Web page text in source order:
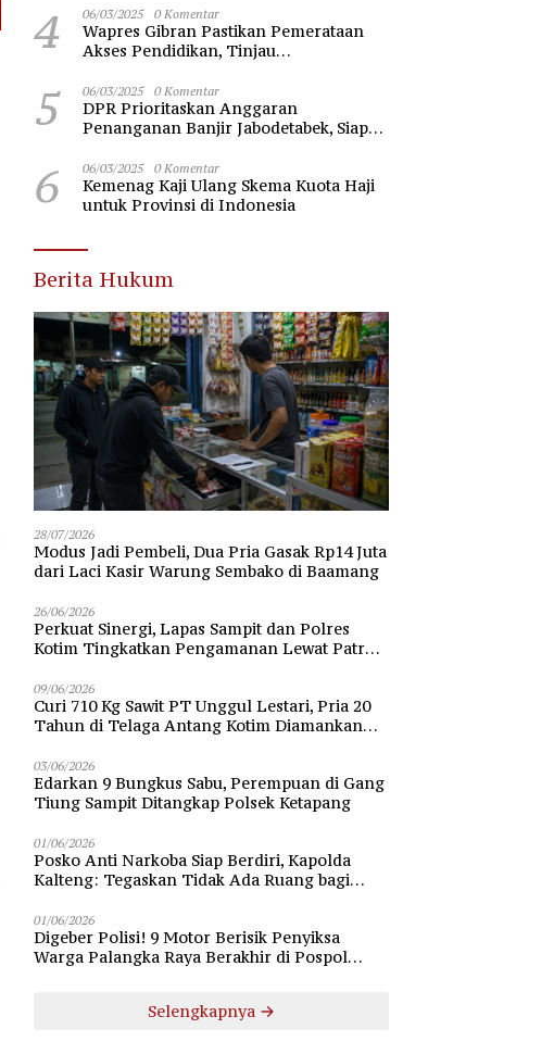
4 06/03/2025 0 Komentar
Wapres Gibran Pastikan Pemerataan
Akses Pendidikan, Tinjau
Nawawi Banten
5 06/03/2025 0 Komentar
DPR Prioritaskan Anggaran
Penanganan Banjir Jabodetabek, Siap
6 06/03/2025 0 Komentar
Kemenag Kaji Ulang Skema Kuota Haji
untuk Provinsi di Indonesia
Berita Hukum
28/07/2026
Modus Jadi Pembeli, Dua Pria Gasak Rp14 Juta
dari Laci Kasir Warung Sembako di Baamang
26/06/2026
Perkuat Sinergi, Lapas Sampit dan Polres
Kotim Tingkatkan Pengamanan Lewat Patroli
09/06/2026
Curi 710 Kg Sawit PT Unggul Lestari, Pria 20
Tahun di Telaga Antang Kotim Diamankan
03/06/2026
Edarkan 9 Bungkus Sabu, Perempuan di Gang
Tiung Sampit Ditangkap Polsek Ketapang
01/06/2026
Posko Anti Narkoba Siap Berdiri, Kapolda
Kalteng: Tegaskan Tidak Ada Ruang bagi
01/06/2026
Digeber Polisi! 9 Motor Berisik Penyiksa
Warga Palangka Raya Berakhir di Pospol
Selengkapnya